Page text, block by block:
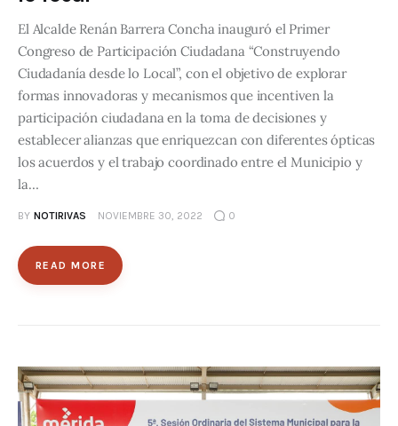
El Alcalde Renán Barrera Concha inauguró el Primer
Congreso de Participación Ciudadana “Construyendo
Ciudadanía desde lo Local”, con el objetivo de explorar
formas innovadoras y mecanismos que incentiven la
participación ciudadana en la toma de decisiones y
establecer alianzas que enriquezcan con diferentes ópticas
los acuerdos y el trabajo coordinado entre el Municipio y
la…
BY NOTIRIVAS NOVIEMBRE 30, 2022 0
READ MORE